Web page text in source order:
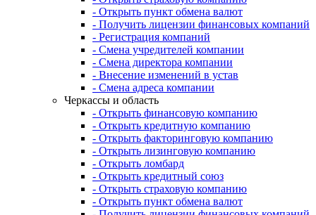
- Открыть пункт обмена валют
- Получить лицензии финансовых компаний
- Регистрация компаний
- Смена учредителей компании
- Смена директора компании
- Внесение изменений в устав
- Смена адреса компании
Черкассы и область
- Открыть финансовую компанию
- Открыть кредитную компанию
- Открыть факторинговую компанию
- Открыть лизинговую компанию
- Открыть ломбард
- Открыть кредитный союз
- Открыть страховую компанию
- Открыть пункт обмена валют